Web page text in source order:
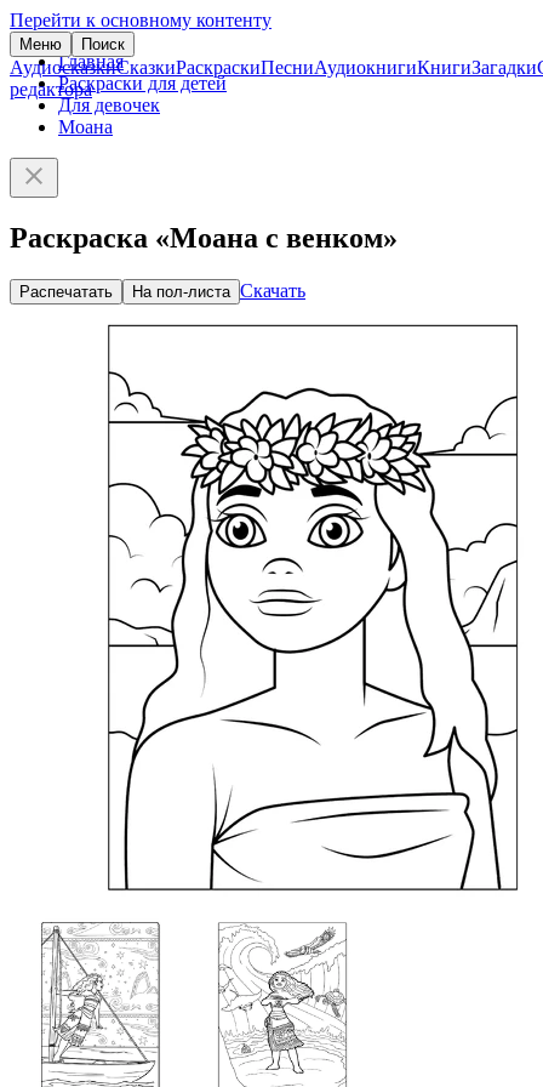
Перейти к основному контенту
Меню Поиск
АудиосказкиСказкиРаскраскиПесниАудиокнигиКнигиЗагадки
редактора
Главная
Раскраски для детей
Для девочек
Моана
Раскраска «Моана с венком»
Распечатать На пол-листа Скачать